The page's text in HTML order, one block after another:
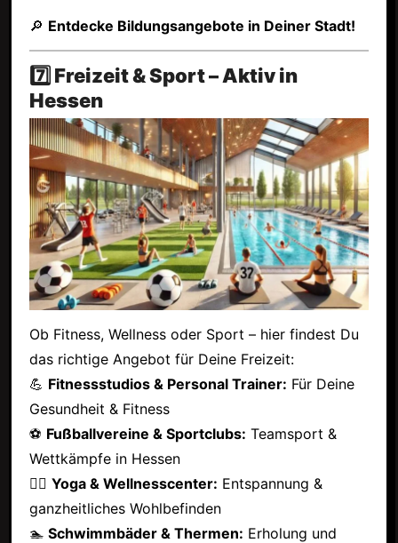
🔎 Entdecke Bildungsangebote in Deiner Stadt!
7️⃣ Freizeit & Sport – Aktiv in
Hessen
Ob Fitness, Wellness oder Sport – hier findest Du
das richtige Angebot für Deine Freizeit:
💪 Fitnessstudios & Personal Trainer: Für Deine
Gesundheit & Fitness
⚽ Fußballvereine & Sportclubs: Teamsport &
Wettkämpfe in Hessen
🧘‍♂️ Yoga & Wellnesscenter: Entspannung &
ganzheitliches Wohlbefinden
🏊 Schwimmbäder & Thermen: Erholung und